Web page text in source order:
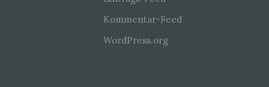
Kommentar-Feed
WordPress.org